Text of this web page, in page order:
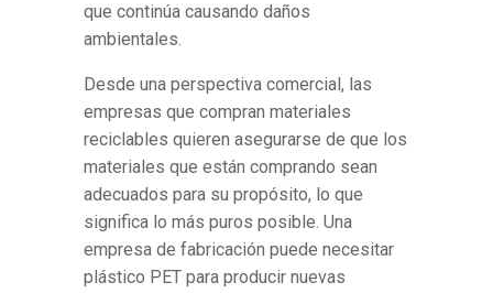
que continúa causando daños
ambientales.
Desde una perspectiva comercial, las
empresas que compran materiales
reciclables quieren asegurarse de que los
materiales que están comprando sean
adecuados para su propósito, lo que
significa lo más puros posible. Una
empresa de fabricación puede necesitar
plástico PET para producir nuevas